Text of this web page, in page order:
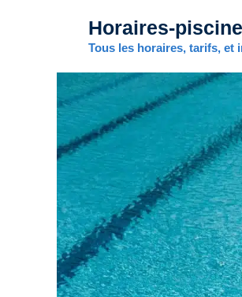
Horaires-
Tous les horaires, tarifs, et